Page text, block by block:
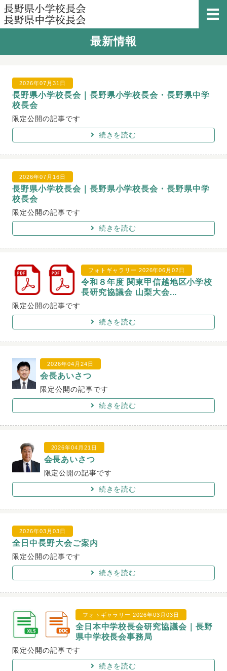
長野県小学校長会・
長野県中学校長会
全日本中学校長会研究協議会
個人情報の保護について
最新情報
2026年07月31日
長野県小学校長会｜長野県小学校長会・長野県中学
校長会
限定公開の記事です
続きを読む
2026年07月16日
長野県小学校長会｜長野県小学校長会・長野県中学
校長会
限定公開の記事です
続きを読む
フォトギャラリー 2026年06月02日
令和８年度 関東甲信越地区小学校
長研究協議会 山梨大会...
限定公開の記事です
続きを読む
2026年04月24日
会長あいさつ
限定公開の記事です
続きを読む
2026年04月21日
会長あいさつ
限定公開の記事です
続きを読む
2026年03月03日
全日中長野大会ご案内
限定公開の記事です
続きを読む
フォトギャラリー 2026年03月03日
全日本中学校長会研究協議会｜長野
県中学校長会事務局
限定公開の記事です
続きを読む